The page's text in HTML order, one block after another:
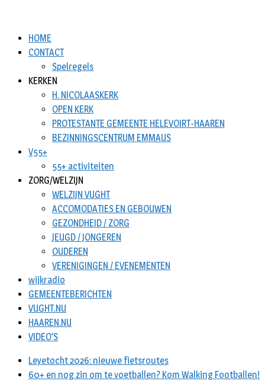
HOME
CONTACT
Spelregels
KERKEN
H. NICOLAASKERK
OPEN KERK
PROTESTANTE GEMEENTE HELEVOIRT-HAAREN
BEZINNINGSCENTRUM EMMAUS
V55+
55+ activiteiten
ZORG/WELZIJN
WELZIJN VUGHT
ACCOMODATIES EN GEBOUWEN
GEZONDHEID / ZORG
JEUGD / JONGEREN
OUDEREN
VERENIGINGEN / EVENEMENTEN
wijkradio
GEMEENTEBERICHTEN
VUGHT.NU
HAAREN.NU
VIDEO’S
Leyetocht 2026: nieuwe fietsroutes
60+ en nog zin om te voetballen? Kom Walking Footballen!